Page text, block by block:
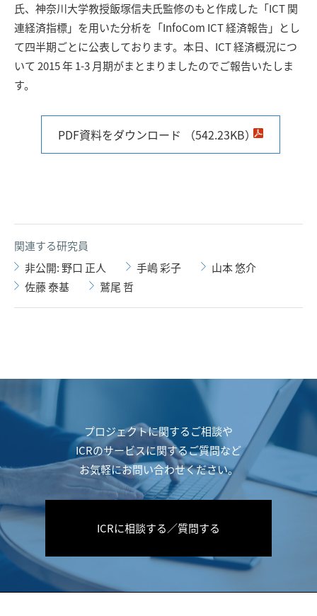
氏、神奈川大学教授飯塚信夫氏監修のもと作成した「ICT 関
連経済指標」を用いた分析を「InfoCom ICT 経済報告」とし
て四半期ごとに公表しております。本日、ICT 経済概況につ
いて 2015 年 1-3 月期がまとまりましたのでご報告いたしま
す。
PDF資料をダウンロード （542.23KB）
関連する研究員
非公開: 野口 正人
手嶋 彩子
山本 悠介
佐藤 泰基
鷲尾 哲
プロジェクトに関するご相談や
ICRのサービスに関するご質問など
お気軽にお問い合わせください。
ICRに相談する／質問する